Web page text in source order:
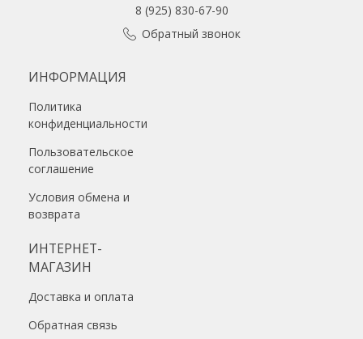
8 (925) 830-67-90
Обратный звонок
ИНФОРМАЦИЯ
Политика
конфиденциальности
Пользовательское
соглашение
Условия обмена и
возврата
ИНТЕРНЕТ-
МАГАЗИН
Доставка и оплата
Обратная связь